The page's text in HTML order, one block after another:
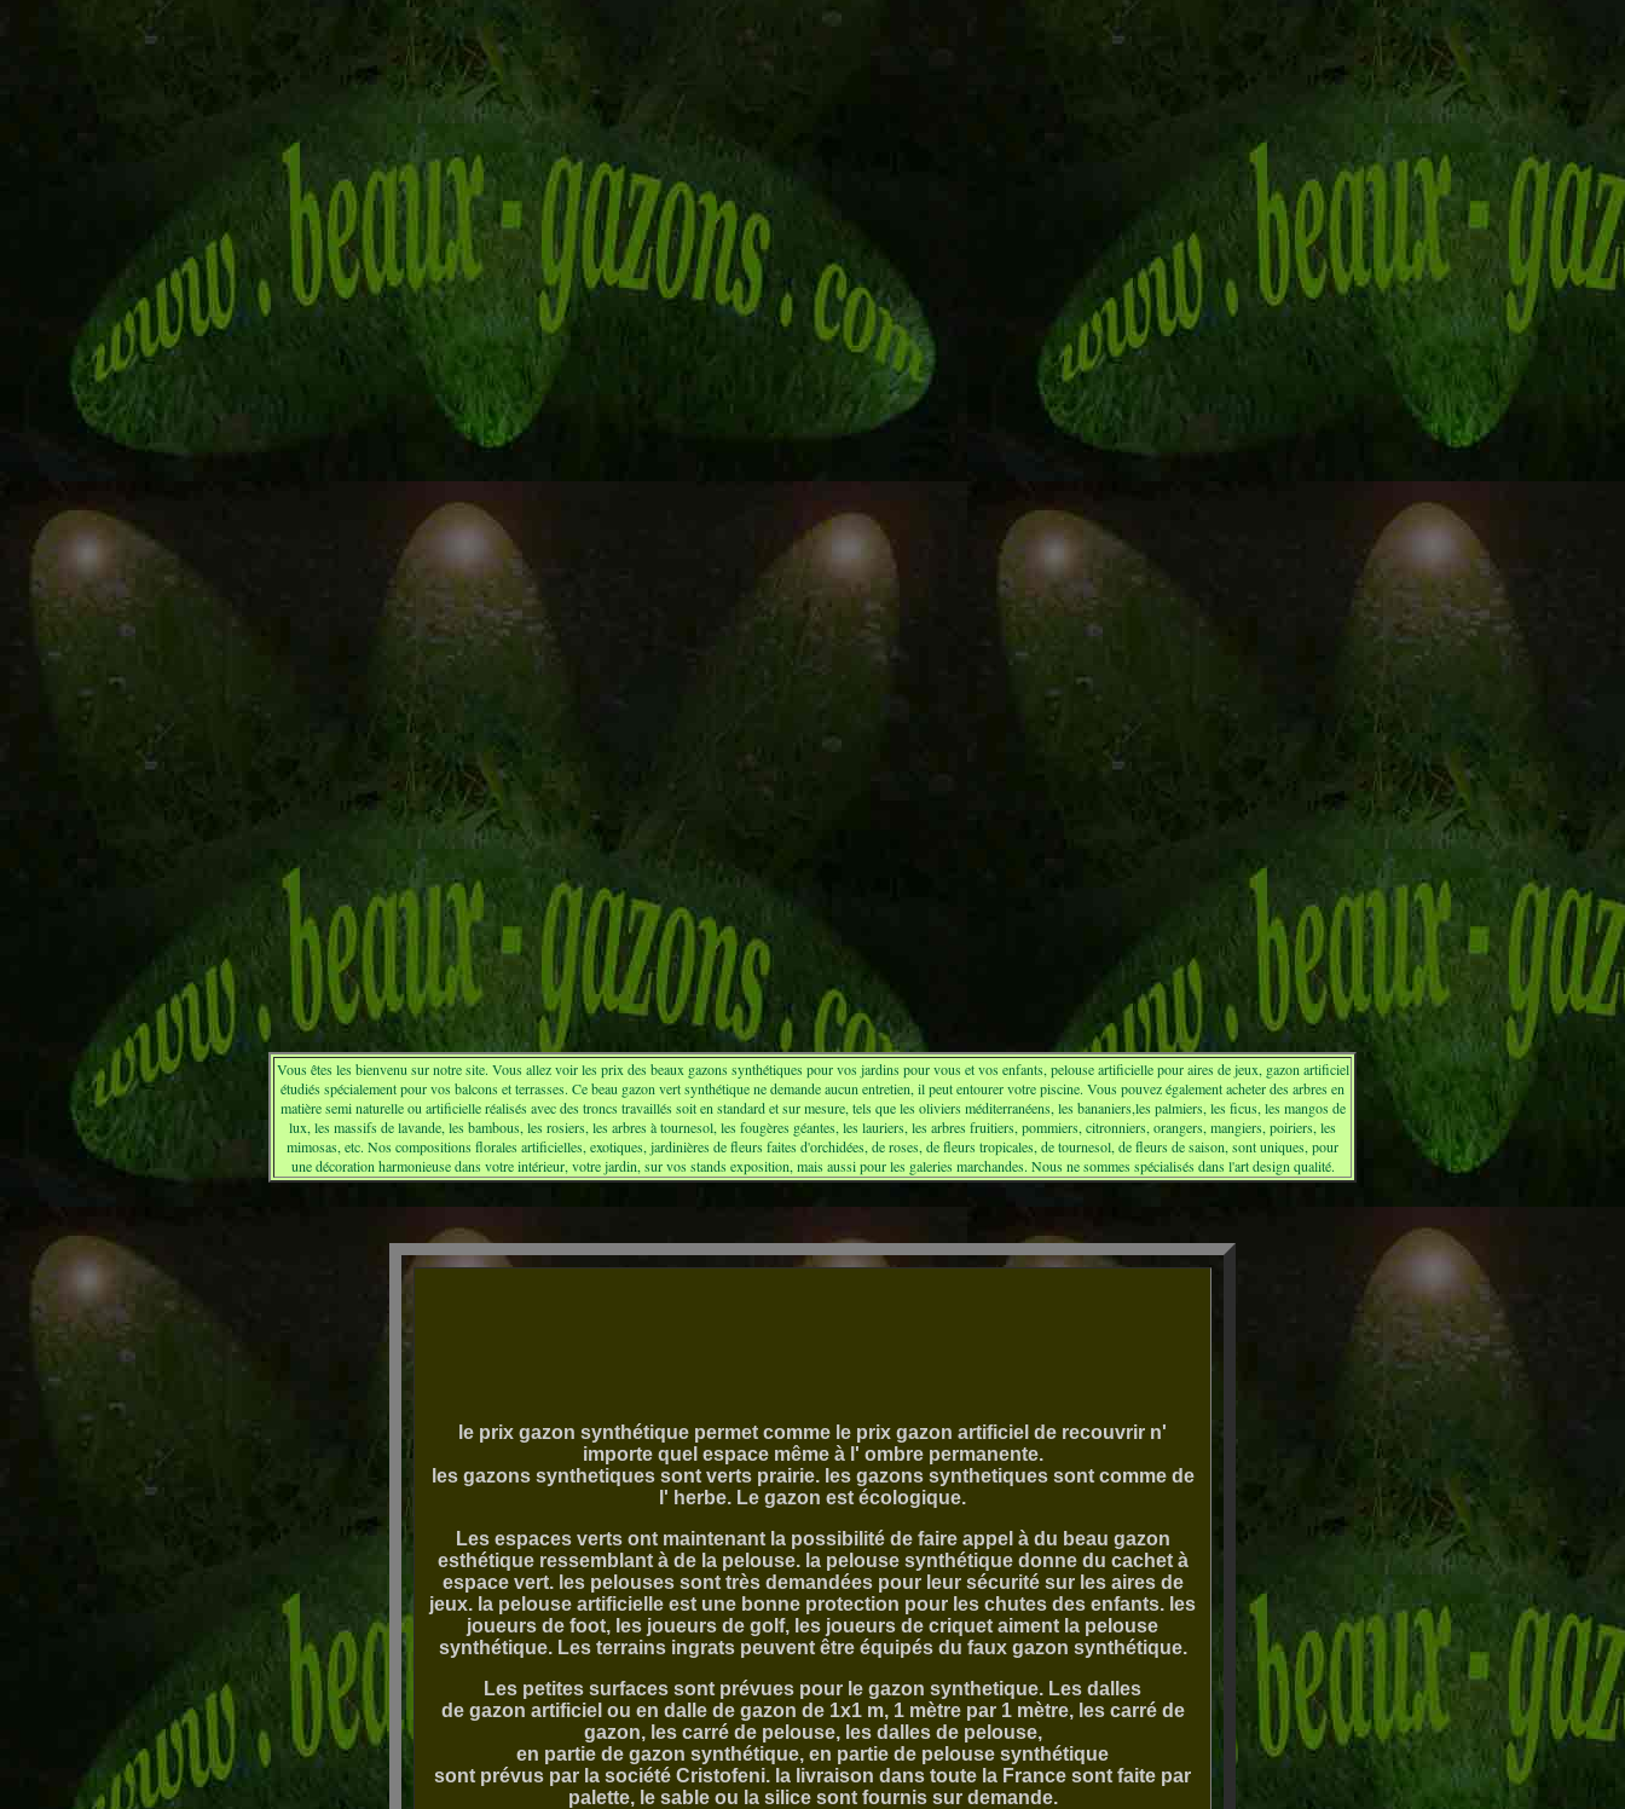
Vous êtes les bienvenu sur notre site. Vous allez voir les prix des beaux gazons synthétiques pour vos jardins pour vous et vos enfants, pelouse artificielle pour aires de jeux, gazon artificiel
étudiés spécialement pour vos balcons et terrasses. Ce beau gazon vert synthétique ne demande aucun entretien, il peut entourer votre piscine. Vous pouvez également acheter des arbres en
matière semi naturelle ou artificielle réalisés avec des troncs travaillés soit en standard et sur mesure, tels que les oliviers méditerranéens, les bananiers,les palmiers, les ficus, les mangos de
lux, les massifs de lavande, les bambous, les rosiers, les arbres à tournesol, les fougères géantes, les lauriers, les arbres fruitiers, pommiers, citronniers, orangers, mangiers, poiriers, les
mimosas, etc. Nos compositions florales artificielles, exotiques, jardinières de fleurs faites d'orchidées, de roses, de fleurs tropicales, de tournesol, de fleurs de saison, sont uniques, pour
une décoration harmonieuse dans votre intérieur, votre jardin, sur vos stands exposition, mais aussi pour les galeries marchandes. Nous ne sommes spécialisés dans l'art design qualité.
le prix gazon synthétique permet comme le prix gazon artificiel de recouvrir n'
importe quel espace même à l' ombre permanente.
les gazons synthetiques sont verts prairie. les gazons synthetiques sont comme de
l' herbe. Le gazon est écologique.
Les espaces verts ont maintenant la possibilité de faire appel à du beau gazon
esthétique ressemblant à de la pelouse. la pelouse synthétique donne du cachet à
espace vert. les pelouses sont très demandées pour leur sécurité sur les aires de
jeux. la pelouse artificielle est une bonne protection pour les chutes des enfants. les
joueurs de foot, les joueurs de golf, les joueurs de criquet aiment la pelouse
synthétique. Les terrains ingrats peuvent être équipés du faux gazon synthétique.
Les petites surfaces sont prévues pour le gazon synthetique. Les dalles
de gazon artificiel ou en dalle de gazon de 1x1 m, 1 mètre par 1 mètre, les carré de
gazon, les carré de pelouse, les dalles de pelouse,
en partie de gazon synthétique, en partie de pelouse synthétique
sont prévus par la société Cristofeni. la livraison dans toute la France sont faite par
palette, le sable ou la silice sont fournis sur demande.